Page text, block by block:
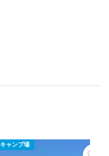
キャンプ場